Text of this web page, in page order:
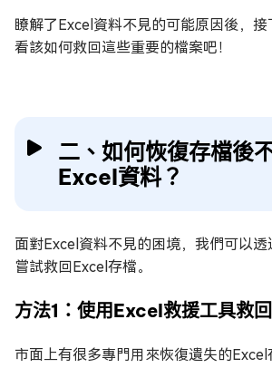
瞭解了Excel資料不見的可能原因後，
看該如何救回這些重要的檔案吧！
二、如何恢復存檔後
Excel資料？
面對Excel資料不見的困境，我們可以
嘗試救回Excel存檔。
方法1：使用Excel救援工具救
市面上有很多專門用來恢復遺失的